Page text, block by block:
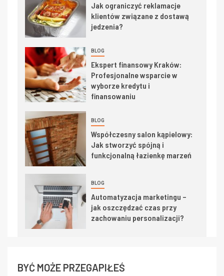
Jak ograniczyć reklamacje
klientów związane z dostawą
jedzenia?
BLOG
Ekspert finansowy Kraków:
Profesjonalne wsparcie w
wyborze kredytu i
finansowaniu
BLOG
Współczesny salon kąpielowy:
Jak stworzyć spójną i
funkcjonalną łazienkę marzeń
BLOG
Automatyzacja marketingu –
jak oszczędzać czas przy
zachowaniu personalizacji?
BYĆ MOŻE PRZEGAPIŁEŚ